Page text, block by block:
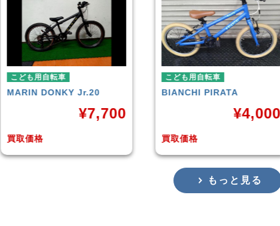
こども用自転車
MARINDONKY Jr.20
買取価格
7,700
こども用自転車
BIANCHIPIRATA
買取価格
4,000
もっと見る